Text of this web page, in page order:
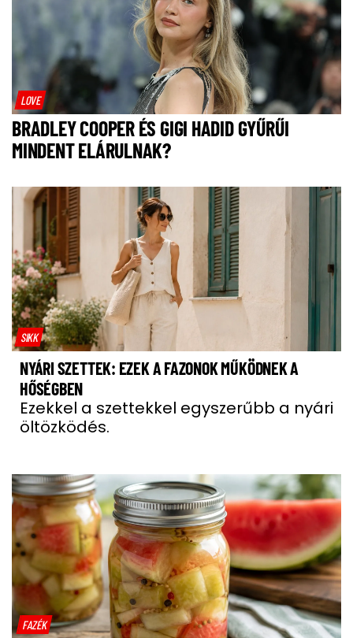
LOVE
BRADLEY COOPER ÉS GIGI HADID GYŰRŰI
MINDENT ELÁRULNAK?
SIKK
NYÁRI SZETTEK: EZEK A FAZONOK MŰKÖDNEK A
HŐSÉGBEN
Ezekkel a szettekkel egyszerűbb a nyári
öltözködés.
FAZÉK